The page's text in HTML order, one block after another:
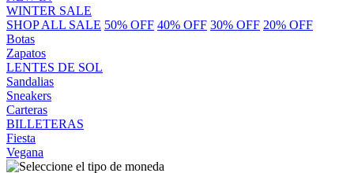
WINTER SALE
SHOP ALL SALE 50% OFF 40% OFF 30% OFF 20% OFF
Botas
Zapatos
LENTES DE SOL
Sandalias
Sneakers
Carteras
BILLETERAS
Fiesta
Vegana